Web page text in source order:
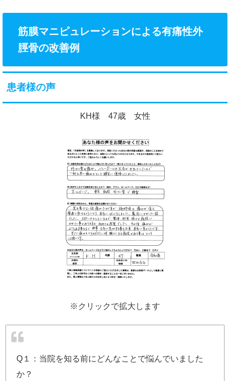
筋膜マニピュレーションによる有痛性外
脛骨の改善例
患者様の声
KH様 47歳 女性
※クリックで拡大します
Q１：当院を知る前にどんなことで悩んでいました
か？